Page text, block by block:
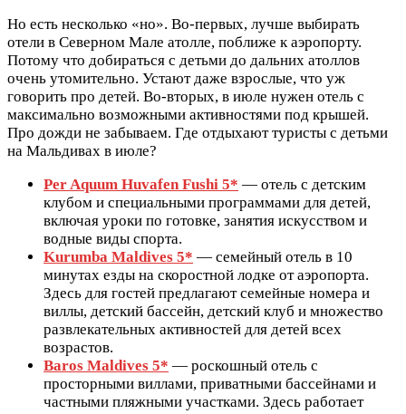
Но есть несколько «но». Во-первых, лучше выбирать
отели в Северном Мале атолле, поближе к аэропорту.
Потому что добираться с детьми до дальних атоллов
очень утомительно. Устают даже взрослые, что уж
говорить про детей. Во-вторых, в июле нужен отель с
максимально возможными активностями под крышей.
Про дожди не забываем. Где отдыхают туристы с детьми
на Мальдивах в июле?
Per Aquum Huvafen Fushi 5* — отель с детским
клубом и специальными программами для детей,
включая уроки по готовке, занятия искусством и
водные виды спорта.
Kurumba Maldives 5* — семейный отель в 10
минутах езды на скоростной лодке от аэропорта.
Здесь для гостей предлагают семейные номера и
виллы, детский бассейн, детский клуб и множество
развлекательных активностей для детей всех
возрастов.
Baros Maldives 5* — роскошный отель с
просторными виллами, приватными бассейнами и
частными пляжными участками. Здесь работает